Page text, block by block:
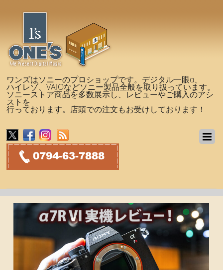
ワンズはソニーのプロショップです。デジタル一眼α、
ハイレゾ、VAIOなどソニー製品全般を取り扱っています。
ソニーストア商品を多数展示し、レビューやご購入のアシ
ストを
行っております。店頭での注文もお受けしております！